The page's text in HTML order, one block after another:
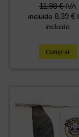
11,98€ IVA
incluido 8,39 €
incluido
Comprar